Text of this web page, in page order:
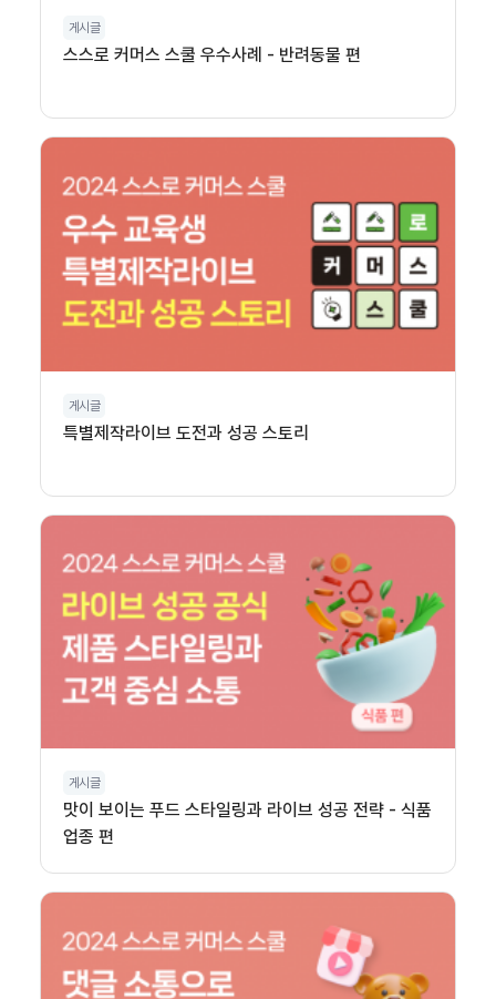
게시글
스스로 커머스 스쿨 우수사례 - 반려동물 편
게시글
특별제작라이브 도전과 성공 스토리
게시글
맛이 보이는 푸드 스타일링과 라이브 성공 전략 - 식품
업종 편